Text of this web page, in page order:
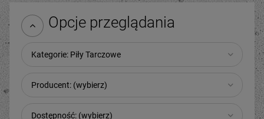
Opcje przeglądania
Kategorie: Piły Tarczowe
Producent: (wybierz)
Dostępność: (wybierz)